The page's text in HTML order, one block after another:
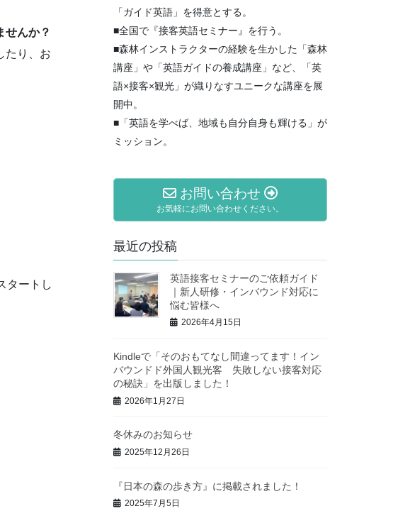
せんか？
たり、お
タートし
「ガイド英語」を得意とする。
■全国で『接客英語セミナー』を行う。
■森林インストラクターの経験を生かした「森林
講座」や「英語ガイドの養成講座」など、「英
語×接客×観光」が織りなすユニークな講座を展
開中。
■「英語を学べば、地域も自分自身も輝ける」が
ミッション。
お問い合わせ
お気軽にお問い合わせください。
最近の投稿
英語接客セミナーのご依頼ガイド
｜新人研修・インバウンド対応に
悩む皆様へ
2026年4月15日
Kindleで「そのおもてなし間違ってます！イン
バウンドド外国人観光客 失敗しない接客対応
の秘訣」を出版しました！
2026年1月27日
冬休みのお知らせ
2025年12月26日
『日本の森の歩き方』に掲載されました！
2025年7月5日